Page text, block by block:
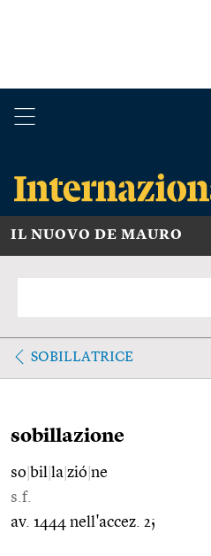
IL NUOVO DE MAURO
SOBILLATRICE
sobillazione
so bil la zió ne
s.f.
av. 1444 nell'accez. 2;